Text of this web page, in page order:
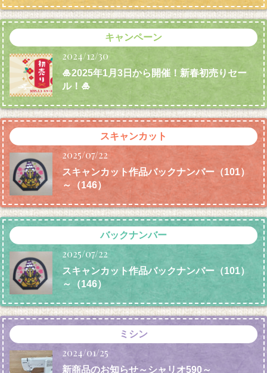
キャンペーン
2024/12/30
🎍2025年1月3日から開催！新春初売りセー
ル！🎍
スキャンカット
2025/07/22
スキャンカット作品バックナンバー（101）
～（146）
バックナンバー
2025/07/22
スキャンカット作品バックナンバー（101）
～（146）
ミシン
2024/01/25
新商品のお知らせ～シャリオ590～